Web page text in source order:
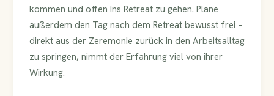
kommen und offen ins Retreat zu gehen. Plane
außerdem den Tag nach dem Retreat bewusst frei –
direkt aus der Zeremonie zurück in den Arbeitsalltag
zu springen, nimmt der Erfahrung viel von ihrer
Wirkung.